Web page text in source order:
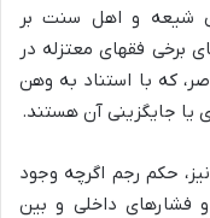
شیعه و اهل سنت بر
برخی فقهای معتزله در
که با استناد به وهن
یا جایگزینی آن هستند.
حکم رجم اگرچه وجود
و فشارهای داخلی و بین